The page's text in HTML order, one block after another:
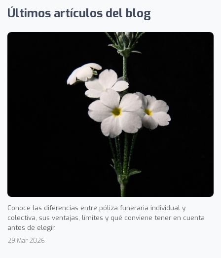
Últimos artículos del blog
Conoce las diferencias entre póliza funeraria individual y
colectiva, sus ventajas, límites y qué conviene tener en cuenta
antes de elegir.
29 Mar 2026